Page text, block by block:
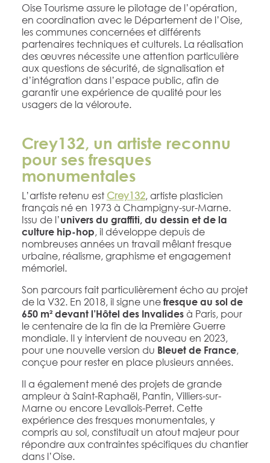
Oise Tourisme assure le pilotage de l’opération,
en coordination avec le Département de l’Oise,
les communes concernées et différents
partenaires techniques et culturels. La réalisation
des œuvres nécessite une attention particulière
aux questions de sécurité, de signalisation et
d’intégration dans l’espace public, afin de
garantir une expérience de qualité pour les
usagers de la véloroute.
Crey132, un artiste reconnu
pour ses fresques
monumentales
L’artiste retenu est Crey132, artiste plasticien
français né en 1973 à Champigny-sur-Marne.
Issu de l’univers du graffiti, du dessin et de la
culture hip-hop, il développe depuis de
nombreuses années un travail mêlant fresque
urbaine, réalisme, graphisme et engagement
mémoriel.
Son parcours fait particulièrement écho au projet
de la V32. En 2018, il signe une fresque au sol de
650 m² devant l’Hôtel des Invalidesà Paris, pour
le centenaire de la fin de la Première Guerre
mondiale. Il y intervient de nouveau en 2023,
pour une nouvelle version du Bleuet de France,
conçue pour rester en place plusieurs années.
Il a également mené des projets de grande
ampleur à Saint-Raphaël, Pantin, Villiers-sur-
Marne ou encore Levallois-Perret. Cette
expérience des fresques monumentales, y
compris au sol, constituait un atout majeur pour
répondre aux contraintes spécifiques du chantier
dans l’Oise.